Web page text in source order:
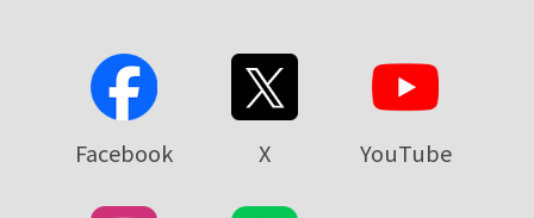
Facebook X YouTube